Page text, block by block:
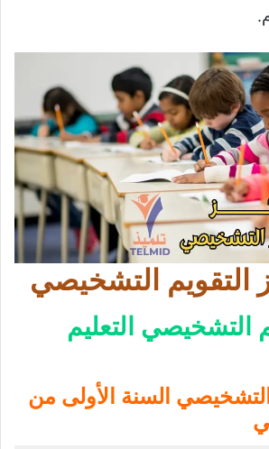
التقويم التشخيصي
التشخيصي التعليم
التشخيصي السنة الأولى من